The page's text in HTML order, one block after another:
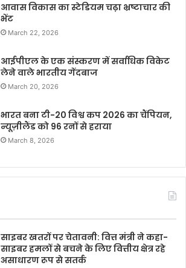
आवास विकास का स्टेडियम चढ़ा भ्रष्टाचार की
भेंट
March 22, 2026
आईपीएल के एक संस्करण में सर्वाधिक विकेट
लेने वाले भारतीय गेंदबाज
March 20, 2026
भारत बना टी-20 विश्व कप 2026 का चैंपियन,
न्यूज़ीलैंड को 96 रनों से हराया
March 8, 2026
साइबर खतरों पर चेतावनी: वित्त मंत्री ने कहा-
साइबर हमलों से बचने के लिए वित्तीय क्षेत्र रहे
असाधारण रूप से सतर्क